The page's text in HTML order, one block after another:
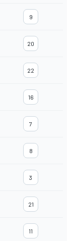
9
20
22
16
7
8
3
21
11